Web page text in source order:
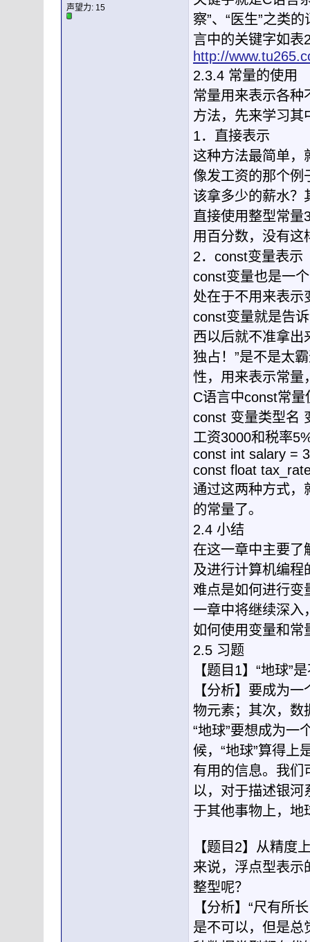
声望力: 15
察”、“医生”之类
言中的关键字如表
http://
2.3.4 常量的使用
常量用来表示各种
方法，先来学习其
1．直接表示
这种方法最简单，
像发工资的那个例
该拿多少的薪水？
直接使用整型常量
用百分数，没有这
2．const变量表示
const变量也是一
处在于不用来表示
const变量就是告
西以后就不准拿出
独占！”是不是太
性，用来表示常量
C语言中const常
const 变量类型名
工资3000和税率
const int salary =
const float
通过这两种方式，
的常量了｡
2.4 小结
在这一章中主要了
及进行计算机编程
难点是如何进行变
一章中将继续深入
如何使用变量和常
2.5 习题
【题目1】“地球”
【分析】要成为
物元素；其次，数
“地球”要想成为一
候，“地球”算得上
有用的信息。我们
以，对于描述银河
于其他事物上，地
【题目2】从精度
来说，浮点型表示
整型呢？
【分析】“尺有所
是不可以，但是总